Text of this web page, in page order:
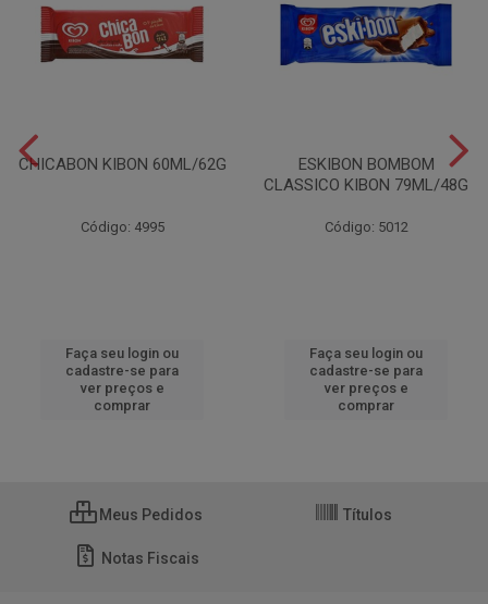
CHICABON KIBON 60ML/62G
Código: 4995
Faça seu login ou
cadastre-se para
ver preços e
comprar
ESKIBON BOMBOM
CLASSICO KIBON 79ML/48G
Código: 5012
Faça seu login ou
cadastre-se para
ver preços e
comprar
Meus Pedidos Títulos
Notas Fiscais